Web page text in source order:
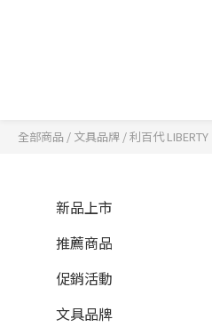
全部商品 / 文具品牌 /利百代 LIBERTY
新品上市
推薦商品
促銷活動
文具品牌